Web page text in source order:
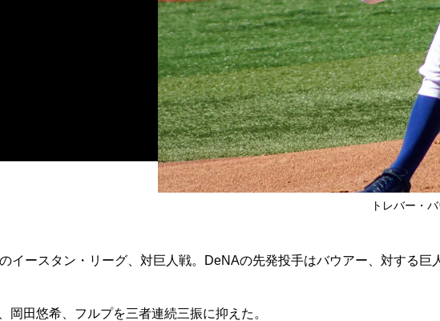
トレバー・
ースタン・リーグ、対巨人戦。DeNAの先発投手はバウアー、対する巨
田悠希、フルプを三者連続三振に抑えた。